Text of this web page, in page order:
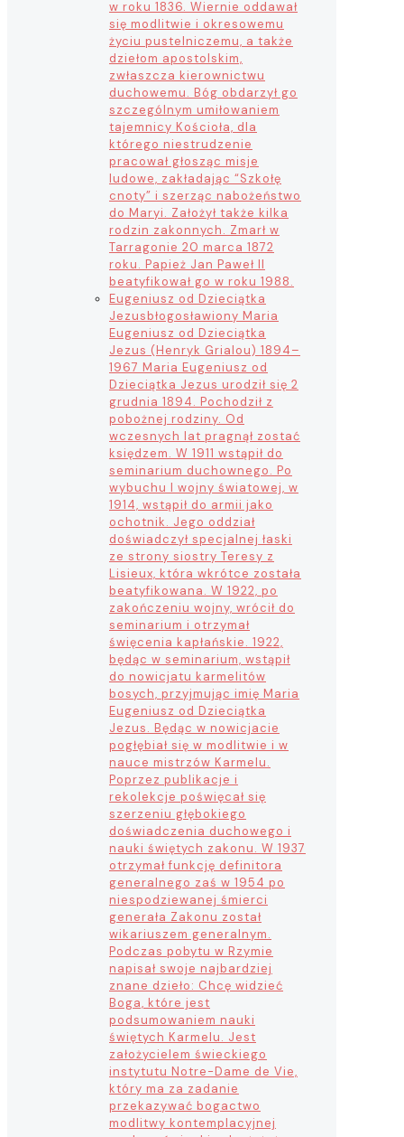
w roku 1836. Wiernie oddawał
się modlitwie i okresowemu
życiu pustelniczemu, a także
dziełom apostolskim,
zwłaszcza kierownictwu
duchowemu. Bóg obdarzył go
szczególnym umiłowaniem
tajemnicy Kościoła, dla
którego niestrudzenie
pracował głosząc misje
ludowe, zakładając “Szkołę
cnoty” i szerząc nabożeństwo
do Maryi. Założył także kilka
rodzin zakonnych. Zmarł w
Tarragonie 20 marca 1872
roku. Papież Jan Paweł II
beatyfikował go w roku 1988.
Eugeniusz od Dzieciątka
Jezusbłogosławiony Maria
Eugeniusz od Dzieciątka
Jezus (Henryk Grialou) 1894–
1967 Maria Eugeniusz od
Dzieciątka Jezus urodził się 2
grudnia 1894. Pochodził z
pobożnej rodziny. Od
wczesnych lat pragnął zostać
księdzem. W 1911 wstąpił do
seminarium duchownego. Po
wybuchu I wojny światowej, w
1914, wstąpił do armii jako
ochotnik. Jego oddział
doświadczył specjalnej łaski
ze strony siostry Teresy z
Lisieux, która wkrótce została
beatyfikowana. W 1922, po
zakończeniu wojny, wrócił do
seminarium i otrzymał
święcenia kapłańskie. 1922,
będąc w seminarium, wstąpił
do nowicjatu karmelitów
bosych, przyjmując imię Maria
Eugeniusz od Dzieciątka
Jezus. Będąc w nowicjacie
pogłębiał się w modlitwie i w
nauce mistrzów Karmelu.
Poprzez publikacje i
rekolekcje poświęcał się
szerzeniu głębokiego
doświadczenia duchowego i
nauki świętych zakonu. W 1937
otrzymał funkcję definitora
generalnego zaś w 1954 po
niespodziewanej śmierci
generała Zakonu został
wikariuszem generalnym.
Podczas pobytu w Rzymie
napisał swoje najbardziej
znane dzieło: Chcę widzieć
Boga, które jest
podsumowaniem nauki
świętych Karmelu. Jest
założycielem świeckiego
instytutu Notre-Dame de Vie,
który ma za zadanie
przekazywać bogactwo
modlitwy kontemplacyjnej